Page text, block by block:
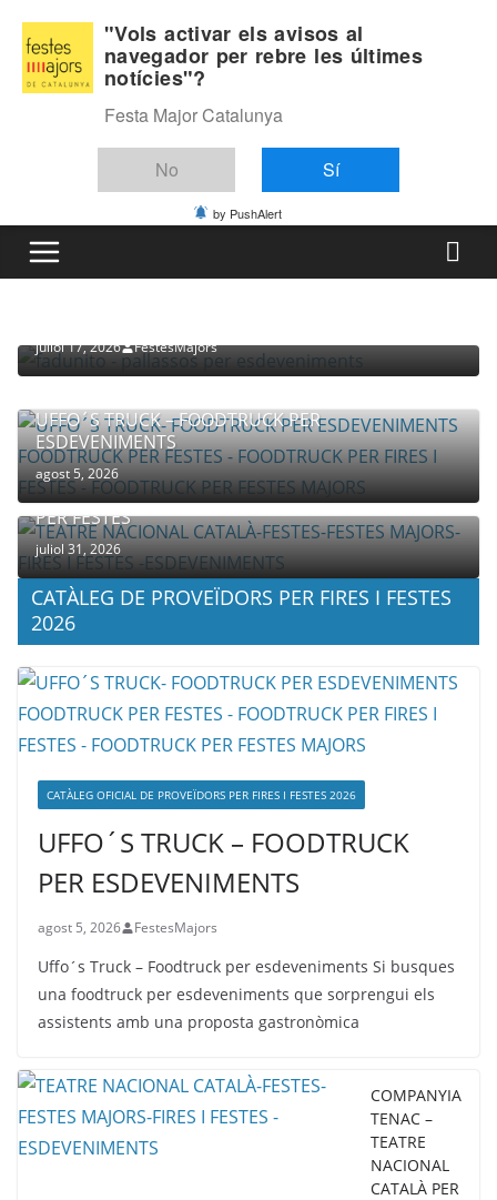
content
Divendres, agost 7, 2026
Última:
juliol 17, 2026 FestesMajors
UFFO´S TRUCK – FOODTRUCK PER
ESDEVENIMENTS
agost 5, 2026
COMPANYIA TENAC – TEATRE NACIONAL CATALÀ
PER FESTES
juliol 31, 2026
CATÀLEG DE PROVEÏDORS PER FIRES I FESTES
2026
CATÀLEG OFICIAL DE PROVEÏDORS PER FIRES I FESTES 2026
UFFO´S TRUCK – FOODTRUCK
PER ESDEVENIMENTS
agost 5, 2026 FestesMajors
Uffo´s Truck – Foodtruck per esdeveniments Si busques
una foodtruck per esdeveniments que sorprengui els
assistents amb una proposta gastronòmica
COMPANYIA
TENAC –
TEATRE
NACIONAL
CATALÀ PER
"Vols activar els avisos al
navegador per rebre les últimes
notícies"?
Festa Major Catalunya
No Sí
by PushAlert